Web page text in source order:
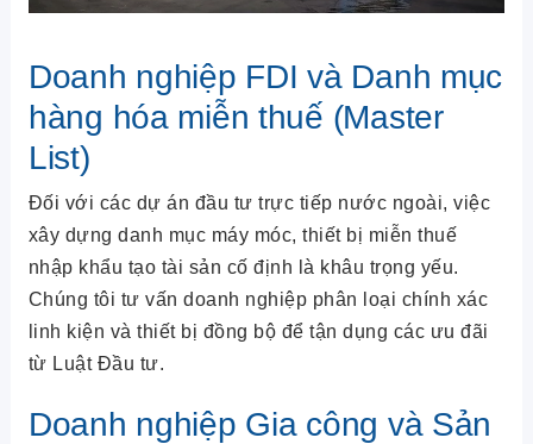
Doanh nghiệp FDI và Danh mục
hàng hóa miễn thuế (Master
List)
Đối với các dự án đầu tư trực tiếp nước ngoài, việc
xây dựng danh mục máy móc, thiết bị miễn thuế
nhập khẩu tạo tài sản cố định là khâu trọng yếu.
Chúng tôi tư vấn doanh nghiệp phân loại chính xác
linh kiện và thiết bị đồng bộ để tận dụng các ưu đãi
từ Luật Đầu tư.
Doanh nghiệp Gia công và Sản